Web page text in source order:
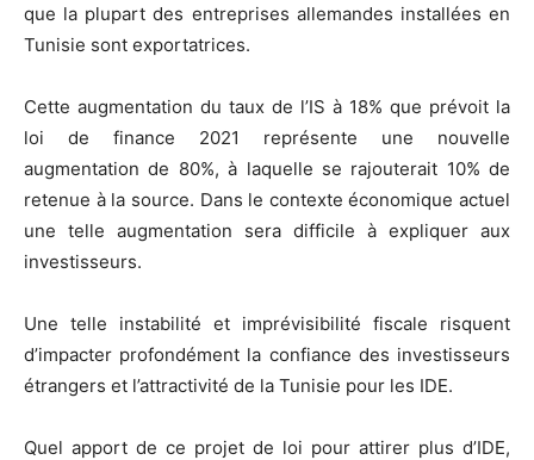
que la plupart des entreprises allemandes installées en
Tunisie sont exportatrices.
Cette augmentation du taux de l’IS à 18% que prévoit la
loi de finance 2021 représente une nouvelle
augmentation de 80%, à laquelle se rajouterait 10% de
retenue à la source. Dans le contexte économique actuel
une telle augmentation sera difficile à expliquer aux
investisseurs.
Une telle instabilité et imprévisibilité fiscale risquent
d’impacter profondément la confiance des investisseurs
étrangers et l’attractivité de la Tunisie pour les IDE.
Quel apport de ce projet de loi pour attirer plus d’IDE,